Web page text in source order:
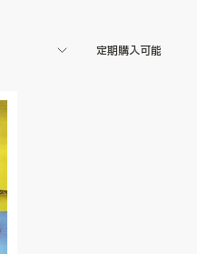
定期購入可能